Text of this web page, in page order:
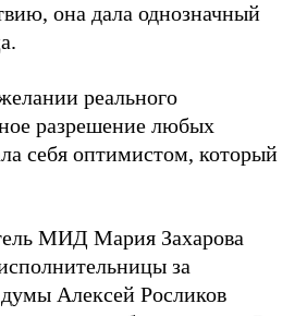
она дала однозначный
реального
разрешение любых
себя оптимистом, который
МИД Мария Захарова
за
Алексей Росликов